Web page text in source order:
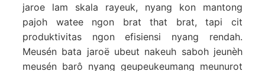
jaroe lam skala rayeuk, nyang kon mantong
pajoh watee ngon brat that brat, tapi cit
produktivitas ngon efisiensi nyang rendah.
Meusén bata jaroë ubeut nakeuh saboh jeunèh
meusén barô nyang geupeukeumang meunurot